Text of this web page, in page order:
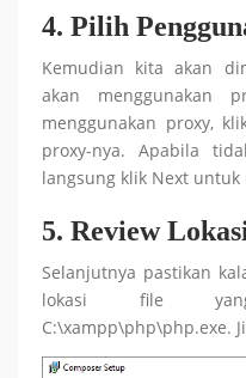
4. Pilih
Kemudian kita akan
akan menggunakan
menggunakan proxy,
proxy-nya. Apabila
langsung klik Next
5. Review
Selanjutnya pastikan
lokasi file
C:\xampp\php\php.exe.